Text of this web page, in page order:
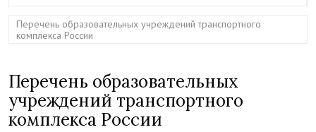
Перечень образовательных
учреждений транспортного
комплекса России
Перечень образовательных учреждений транспортного
комплекса России